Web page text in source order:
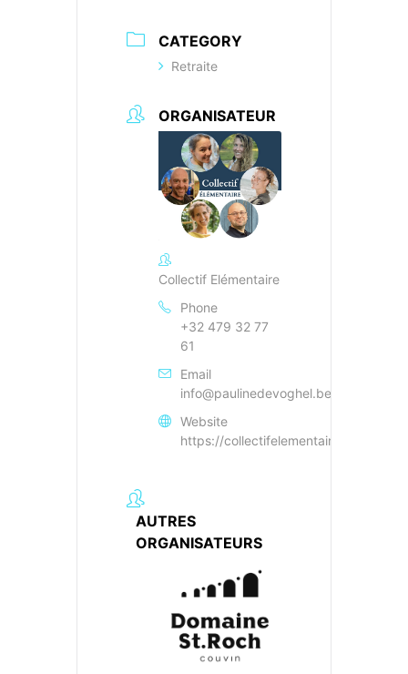
CATEGORY
Retraite
ORGANISATEUR
Collectif Elémentaire
Phone
+32 479 32 77
61
Email
info@paulinedevoghel.be
Website
https://
AUTRES
ORGANISATEURS